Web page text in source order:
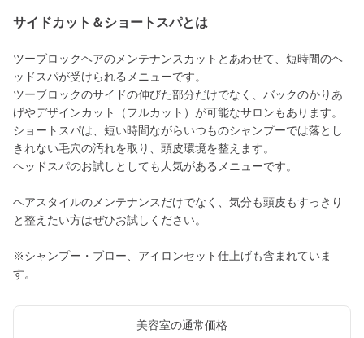
サイドカット＆ショートスパとは
ツーブロックヘアのメンテナンスカットとあわせて、短時間のヘ
ッドスパが受けられるメニューです。
ツーブロックのサイドの伸びた部分だけでなく、バックのかりあ
げやデザインカット（フルカット）が可能なサロンもあります。
ショートスパは、短い時間ながらいつものシャンプーでは落とし
きれない毛穴の汚れを取り、頭皮環境を整えます。
ヘッドスパのお試しとしても人気があるメニューです。
ヘアスタイルのメンテナンスだけでなく、気分も頭皮もすっきり
と整えたい方はぜひお試しください。
※シャンプー・ブロー、アイロンセット仕上げも含まれていま
す。
美容室の通常価格